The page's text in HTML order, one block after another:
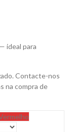
ideal para
Contacte-nos
na compra de